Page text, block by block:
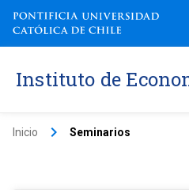
Instituto de
Inicio keyboard_arrow_right Seminarios